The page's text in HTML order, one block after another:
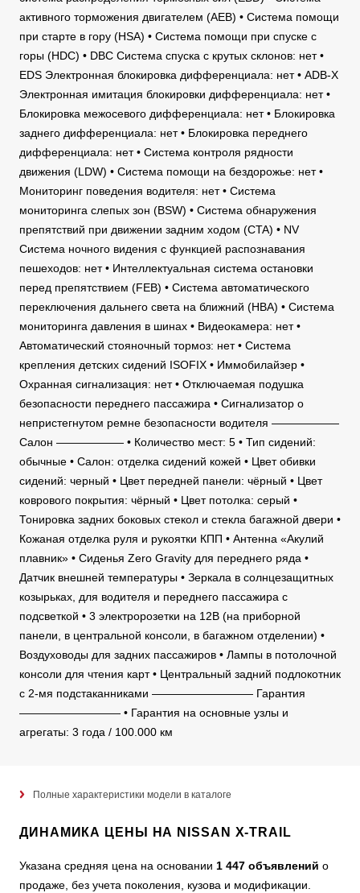
активного торможения двигателем (АЕВ) • Система помощи
при старте в гору (HSA) • Система помощи при спуске с
горы (HDC) • DBC Система спуска с крутых склонов: нет •
EDS Электронная блокировка дифференциала: нет • ADB-X
Электронная имитация блокировки дифференциала: нет •
Блокировка межосевого дифференциала: нет • Блокировка
заднего дифференциала: нет • Блокировка переднего
дифференциала: нет • Система контроля рядности
движения (LDW) • Система помощи на бездорожье: нет •
Мониторинг поведения водителя: нет • Система
мониторинга слепых зон (BSW) • Cистема обнаружения
препятствий при движении задним ходом (CTA) • NV
Система ночного видения с функцией распознавания
пешеходов: нет • Интеллектуальная система остановки
перед препятствием (FEB) • Система автоматического
переключения дальнего света на ближний (HBA) • Система
мониторинга давления в шинах • Видеокамера: нет •
Автоматический стояночный тормоз: нет • Система
крепления детских сидений ISOFIX • Иммобилайзер •
Охранная сигнализация: нет • Отключаемая подушка
безопасности переднего пассажира • Сигнализатор о
непристегнутом ремне безопасности водителя ——————
Салон —————— • Количество мест: 5 • Тип сидений:
обычные • Салон: отделка сидений кожей • Цвет обивки
сидений: черный • Цвет передней панели: чёрный • Цвет
коврового покрытия: чёрный • Цвет потолка: серый •
Тонировка задних боковых стекол и стекла багажной двери •
Кожаная отделка руля и рукоятки КПП • Антенна «Акулий
плавник» • Сиденья Zero Gravity для переднего ряда •
Датчик внешней температуры • Зеркала в солнцезащитных
козырьках, для водителя и переднего пассажира с
подсветкой • 3 электророзетки на 12В (на приборной
панели, в центральной консоли, в багажном отделении) •
Воздуховоды для задних пассажиров • Лампы в потолочной
консоли для чтения карт • Центральный задний подлокотник
с 2-мя подстаканниками ————————— Гарантия
————————— • Гарантия на основные узлы и
агрегаты: 3 года / 100.000 км
Полные характеристики модели в каталоге
ДИНАМИКА ЦЕНЫ НА NISSAN X-TRAIL
Указана средняя цена на основании 1 447 объявлений о
продаже, без учета поколения, кузова и модификации.